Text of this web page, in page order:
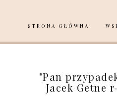
STRONA GŁÓWNA
"Pan
Jacek Getne